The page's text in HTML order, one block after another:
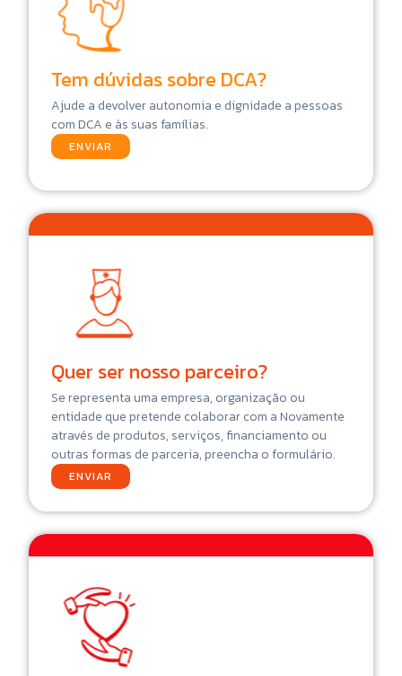
Tem dúvidas sobre DCA?
Ajude a devolver autonomia e dignidade a pessoas
com DCA e às suas famílias.
ENVIAR
Quer ser nosso parceiro?
Se representa uma empresa, organização ou
entidade que pretende colaborar com a Novamente
através de produtos, serviços, financiamento ou
outras formas de parceria, preencha o formulário.
ENVIAR